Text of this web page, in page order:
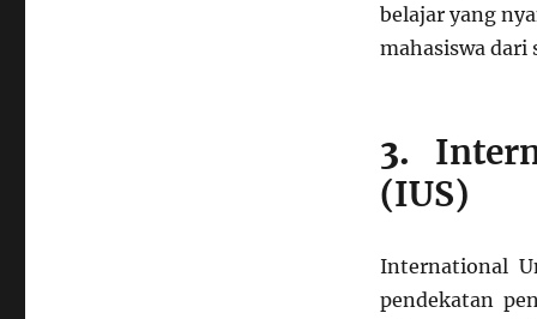
belajar yang
mahasiswa dari
3.
(IUS)
International
pendekatan